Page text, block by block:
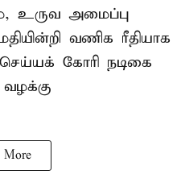
உருவ அமைப்பு
வணிக ரீதியாக
கோரி நடிகை
More